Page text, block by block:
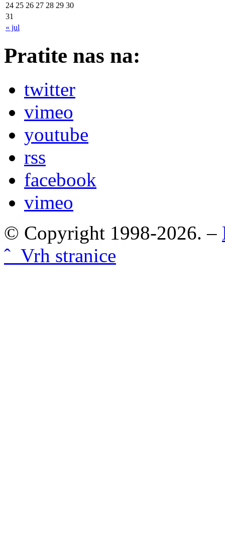
« jul
24 25 26 27 28 29 30
31
Pratite nas na:
twitter
vimeo
youtube
rss
facebook
vimeo
© Copyright 1998-2026. –
ˆ Vrh stranice